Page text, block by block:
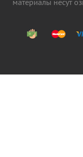
материалы несут